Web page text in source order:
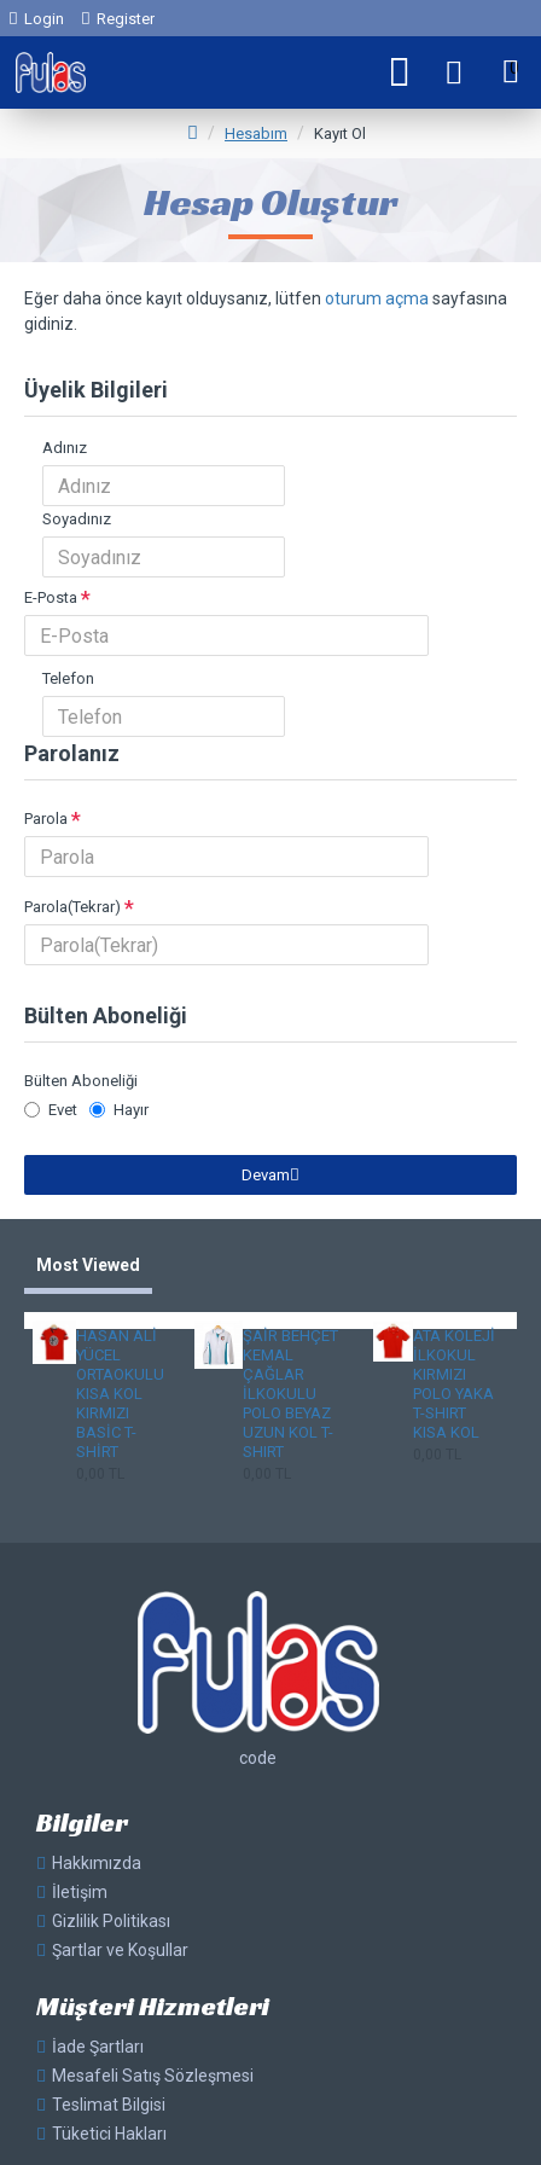
Login Register
0
Hesabım Kayıt Ol
Hesap Oluştur
Eğer daha önce kayıt olduysanız, lütfen oturum açma sayfasına
gidiniz.
Üyelik Bilgileri
Adınız
Soyadınız
E-Posta
Telefon
Parolanız
Parola
Parola(Tekrar)
Bülten Aboneliği
Bülten Aboneliği
Evet
Hayır
Devam
Most Viewed
HASAN ALİ
YÜCEL
ORTAOKULU
KISA KOL
KIRMIZI
BASİC T-
SHİRT
ŞAİR BEHÇET
KEMAL
ÇAĞLAR
İLKOKULU
POLO BEYAZ
UZUN KOL T-
SHIRT
ATA KOLEJİ
İLKOKUL
KIRMIZI
POLO YAKA
T-SHIRT
KISA KOL
code
Bilgiler
Hakkımızda
İletişim
Gizlilik Politikası
Şartlar ve Koşullar
Müşteri Hizmetleri
İade Şartları
Mesafeli Satış Sözleşmesi
Teslimat Bilgisi
Tüketici Hakları